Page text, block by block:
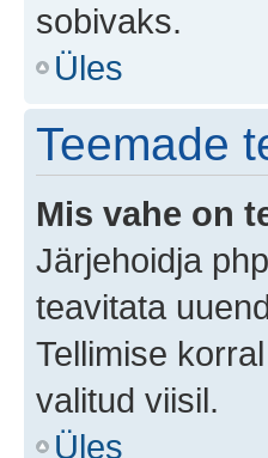
sobivaks.
Üles
Teemade
Mis vahe on
Järjehoidja
teavitata
Tellimise
valitud viisil.
Üles